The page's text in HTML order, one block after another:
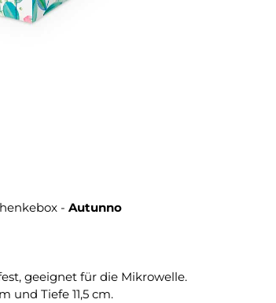
- Autunno
geeignet für die Mikrowelle.
und Tiefe 11,5 cm.